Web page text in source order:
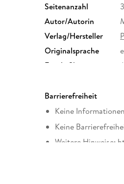
Seitenanzahl
Autor/Autorin
Verlag/Hersteller
Originalsprache
Family Sharing
Ja
Barrierefreiheit
Keine
Keine
Weitere Hinweise: